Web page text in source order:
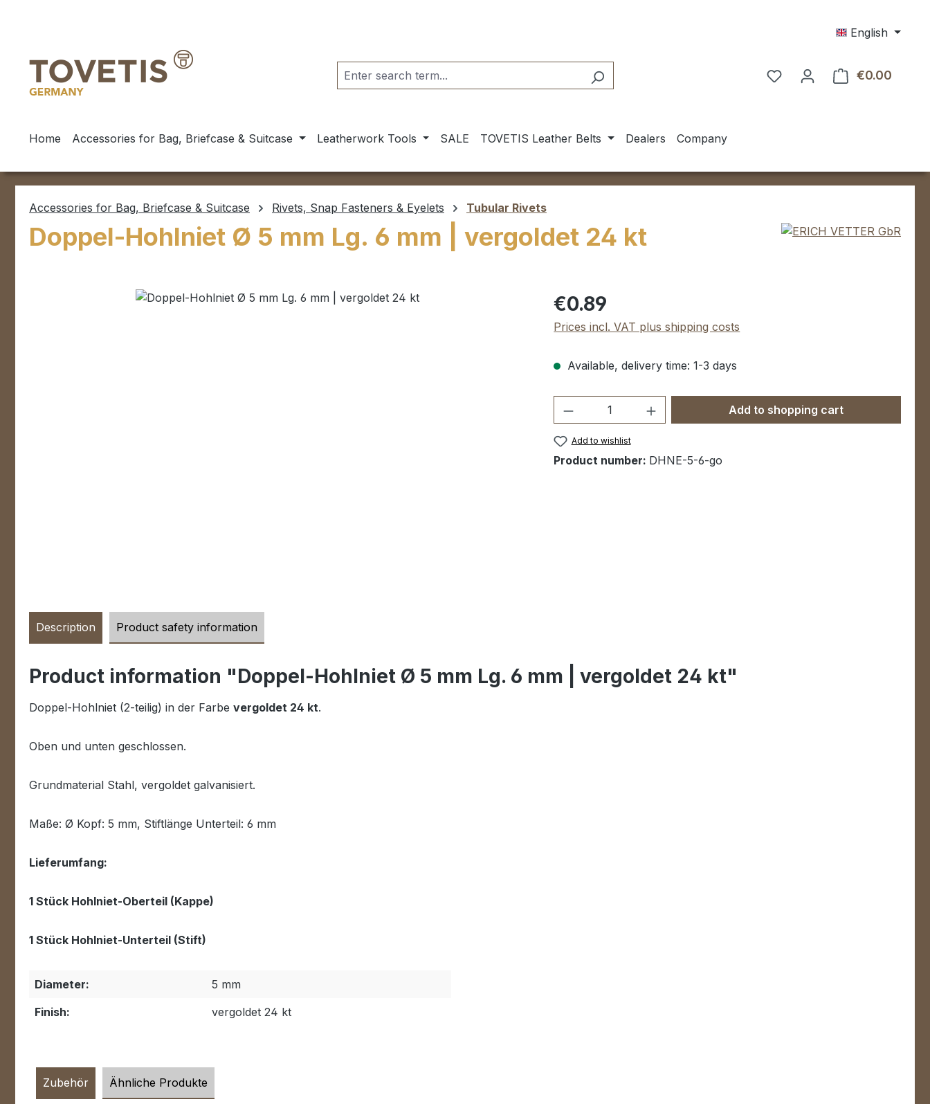
English
€0.00
Home Accessories for Bag, Briefcase & Suitcase Leatherwork Tools SALE TOVETIS Leather Belts Dealers Company
Accessories for Bag, Briefcase & Suitcase Rivets, Snap Fasteners & Eyelets Tubular Rivets
Doppel-Hohlniet Ø 5 mm Lg. 6 mm | vergoldet 24 kt
Regular price:
€0.89
Prices incl. VAT plus shipping costs
Available, delivery time: 1-3 days
Product Quantity: Enter the desired amount
Add to shopping cart
Add to wishlist
Product number: DHNE-5-6-go
Description Product safety information
Product information "Doppel-Hohlniet Ø 5 mm Lg. 6 mm | vergoldet 24 kt"
Doppel-Hohlniet (2-teilig) in der Farbe vergoldet 24 kt.
Oben und unten geschlossen.
Grundmaterial Stahl, vergoldet galvanisiert.
Maße: Ø Kopf: 5 mm, Stiftlänge Unterteil: 6 mm
Lieferumfang:
1 Stück Hohlniet-Oberteil (Kappe)
1 Stück Hohlniet-Unterteil (Stift)
Diameter:
5 mm
Finish:
vergoldet 24 kt
Zubehör Ähnliche Produkte